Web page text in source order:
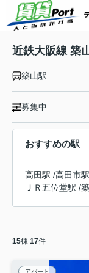
近鉄大阪線 築
築山駅
募集中
おすすめの駅
高田駅 /高田市駅
ＪＲ五位堂駅 /
15棟 17件
アパート